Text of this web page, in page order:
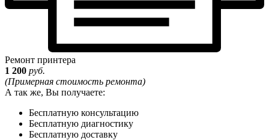
Ремонт принтера
1 200 руб.
(Примерная стоимость ремонта)
А так же, Вы получаете:
Бесплатную консультацию
Бесплатную диагностику
Бесплатную доставку